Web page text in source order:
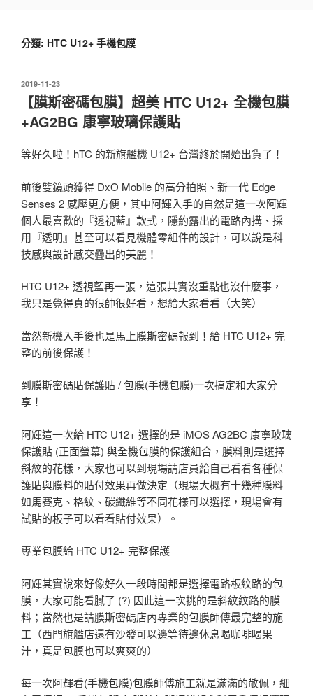
分類: HTC U12+ 手機包膜
發
2019-11-23
【膜斯密碼包膜】超美 HTC U12+ 全機包膜
+AG2BG 康寧玻璃保護貼
等好久啦！hTC 的新旗艦機 U12+ 台灣終於開始出貨了！
前後雙鏡頭獲得 DxO Mobile 的高分拍照、新一代 Edge
Senses 2 感壓更方便，其中阿輝入手的自然是這一次阿輝
個人最喜歡的『透視藍』款式，隱約露出的電路內搆、採
用『透明』甚至可以看見機體零組件的設計，可以說是科
技感與設計感交疊出的美麗！
HTC U12+ 透視藍再一張，這張其實沒重點也沒什麼事，
我只是覺得真的很帥很好看，想給大家看看（大笑）
當然新機入手後也是馬上膜斯密碼報到！給 HTC U12+ 完
整的前後保護！
到膜斯密碼貼保護貼 / 包膜(手機包膜)一次搞定和大家分
享！
阿輝這一次給 HTC U12+ 選擇的是 iMOS AG2BC 康寧玻璃
保護貼 (正面螢幕) 與全機包膜的保護組合，膜料則是選擇
斜紋的花樣，大家也可以到現場請店員給自己看看各種保
護貼與膜料的貼付效果再做決定（現場大概有十幾種膜料
如馬賽克、格紋、碳纖維等不同花樣可以選擇，現場會有
試貼的板子可以看看貼付效果）。
專業包膜給 HTC U12+ 完整保護
阿輝其實說來好像好久一段時間都是選擇電路板紋路的包
膜，大家可能看膩了 (?) 因此這一次挑的是斜紋紋路的膜
料；當然也是請膜斯密碼店內專業的包膜師傅最完整的施
工（西門旗艦店還有沙發可以邊等待邊休息喝咖啡喝果
汁，真是包膜也可以爽爽的）
每一次阿輝看(手機包膜)包膜師傅施工就是滿滿的敬佩，細